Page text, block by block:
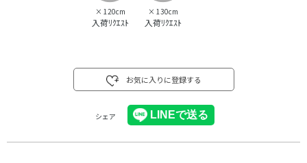
× 120cm
入荷ﾘｸｴｽﾄ
× 130cm
入荷ﾘｸｴｽﾄ
お気に入りに登録する
シェア